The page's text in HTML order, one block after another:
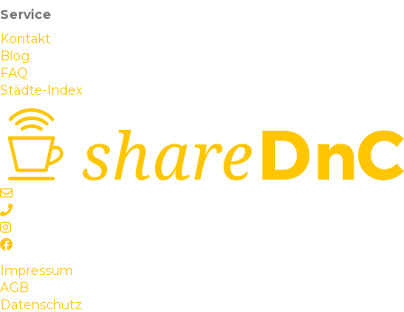
Service
Kontakt
Blog
FAQ
Städte-Index
Impressum
AGB
Datenschutz